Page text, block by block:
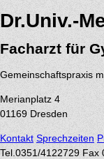
Dr.Univ.-
Facharzt für
Gemeinschaftspraxis
Merianplatz 4
01169 Dresden
Kontakt Sprechzeiten
Tel. 0351/4122729 Fax